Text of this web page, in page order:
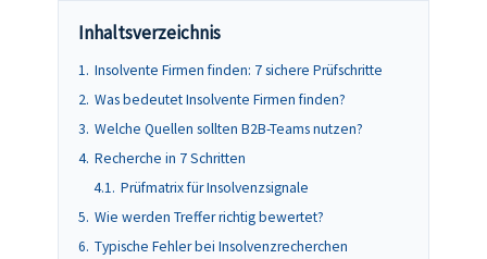
Inhaltsverzeichnis
1. Insolvente Firmen finden: 7 sichere Prüfschritte
2. Was bedeutet Insolvente Firmen finden?
3. Welche Quellen sollten B2B-Teams nutzen?
4. Recherche in 7 Schritten
4.1. Prüfmatrix für Insolvenzsignale
5. Wie werden Treffer richtig bewertet?
6. Typische Fehler bei Insolvenzrecherchen